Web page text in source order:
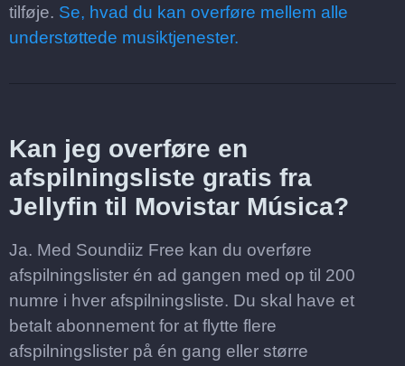
tilføje. Se, hvad du kan overføre mellem alle
understøttede musiktjenester.
Kan jeg overføre en
afspilningsliste gratis fra
Jellyfin til Movistar Música?
Ja. Med Soundiiz Free kan du overføre
afspilningslister én ad gangen med op til 200
numre i hver afspilningsliste. Du skal have et
betalt abonnement for at flytte flere
afspilningslister på én gang eller større